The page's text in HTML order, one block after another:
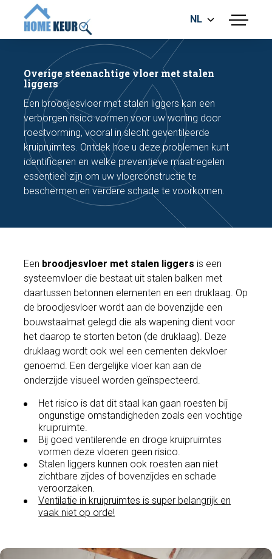
menu
BOUWKUNDIGE KEURING
ENERGIELABEL
MEETRAPPORT
FUNDERINGSRISICO ONDERZOEK
NL
Maak een afspraak
Overige steenachtige vloer met stalen
liggers
Een broodjesvloer met stalen liggers kan een
verborgen risico vormen voor uw woning door
roestvorming, vooral in slecht geventileerde
kruipruimtes. Ontdek hoe u deze problemen kunt
identificeren en welke preventieve maatregelen
essentieel zijn om uw vloerconstructie te
beschermen en verdere schade te voorkomen.
Een broodjesvloer met stalen liggers is een
systeemvloer die bestaat uit stalen balken met
daartussen betonnen elementen en een druklaag. Op
de broodjesvloer wordt aan de bovenzijde een
bouwstaalmat gelegd die als wapening dient voor
het daarop te storten beton (de druklaag). Deze
druklaag wordt ook wel een cementen dekvloer
genoemd. Een dergelijke vloer kan aan de
onderzijde visueel worden geïnspecteerd.
Het risico is dat dit staal kan gaan roesten bij
ongunstige omstandigheden zoals een vochtige
kruipruimte.
Bij goed ventilerende en droge kruipruimtes
vormen deze vloeren geen risico.
Stalen liggers kunnen ook roesten aan niet
zichtbare zijdes of bovenzijdes en schade
veroorzaken.
Ventilatie in kruipruimtes is super belangrijk en
vaak niet op orde!